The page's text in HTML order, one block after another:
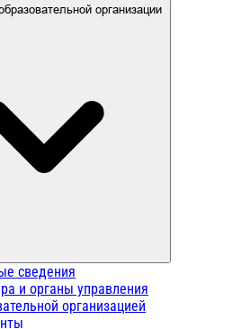
организации
сведения
и органы управления
организацией